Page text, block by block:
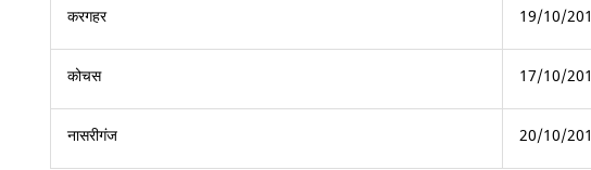
करगहर 19/10/
कोचस 17/10/
नासरीगंज 20/10/